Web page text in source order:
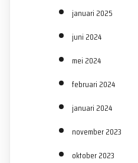
januari 2025
juni 2024
mei 2024
februari 2024
januari 2024
november 2023
oktober 2023